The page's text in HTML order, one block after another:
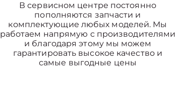
В сервисном центре постоянно
пополняются запчасти и
комплектующие любых моделей. Мы
работаем напрямую с производителями
и благодаря этому мы можем
гарантировать высокое качество и
самые выгодные цены